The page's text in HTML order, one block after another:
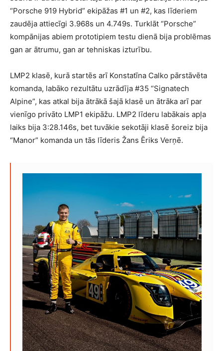
“Porsche 919 Hybrid” ekipāžas #1 un #2, kas līderiem
zaudēja attiecīgi 3.968s un 4.749s. Turklāt “Porsche”
kompānijas abiem prototipiem testu dienā bija problēmas
gan ar ātrumu, gan ar tehniskas izturību.
LMP2 klasē, kurā startēs arī Konstatīna Calko pārstāvēta
komanda, labāko rezultātu uzrādīja #35 “Signatech
Alpine”, kas atkal bija ātrākā šajā klasē un ātrāka arī par
vienīgo privāto LMP1 ekipāžu. LMP2 līderu labākais apļa
laiks bija 3:28.146s, bet tuvākie sekotāji klasē šoreiz bija
“Manor” komanda un tās līderis Žans Ēriks Verņē.